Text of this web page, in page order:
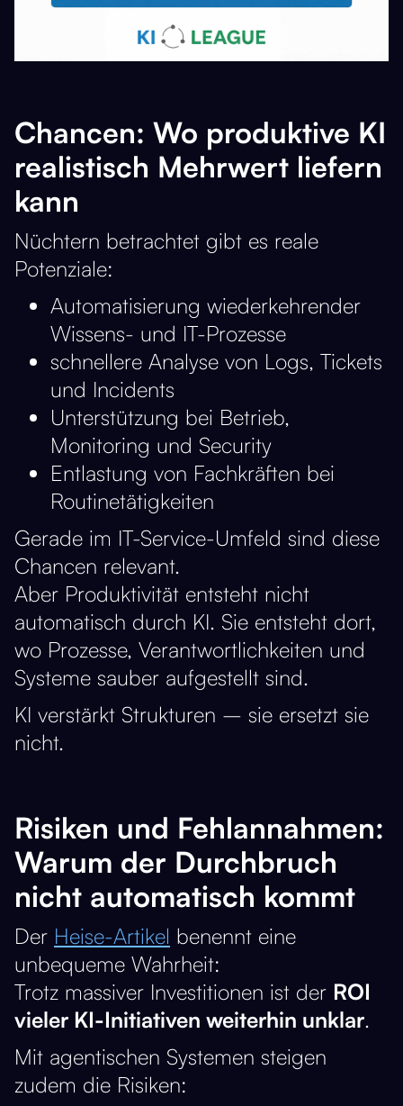
Chancen: Wo produktive KI
realistisch Mehrwert liefern
kann
Nüchtern betrachtet gibt es reale
Potenziale:
Automatisierung wiederkehrender
Wissens- und IT-Prozesse
schnellere Analyse von Logs, Tickets
und Incidents
Unterstützung bei Betrieb,
Monitoring und Security
Entlastung von Fachkräften bei
Routinetätigkeiten
Gerade im IT-Service-Umfeld sind diese
Chancen relevant.
Aber Produktivität entsteht nicht
automatisch durch KI. Sie entsteht dort,
wo Prozesse, Verantwortlichkeiten und
Systeme sauber aufgestellt sind.
KI verstärkt Strukturen – sie ersetzt sie
nicht.
Risiken und Fehlannahmen:
Warum der Durchbruch
nicht automatisch kommt
Der Heise-Artikel benennt eine
unbequeme Wahrheit:
Trotz massiver Investitionen ist der ROI
vieler KI-Initiativen weiterhin unklar.
Mit agentischen Systemen steigen
zudem die Risiken: